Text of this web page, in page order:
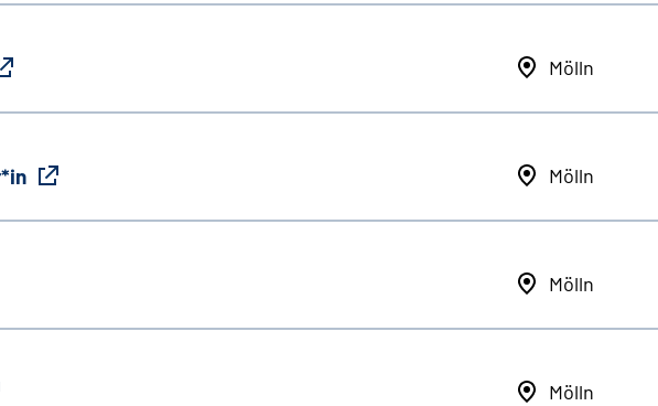
Mölln
Mölln
Mölln
Mölln